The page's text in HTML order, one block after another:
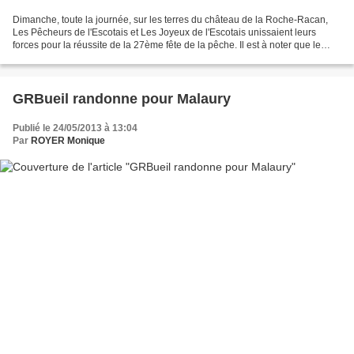
Dimanche, toute la journée, sur les terres du château de la Roche-Racan,
Les Pêcheurs de l'Escotais et Les Joyeux de l'Escotais unissaient leurs
forces pour la réussite de la 27ème fête de la pêche. Il est à noter que le
GRBueil randonne pour Malaury
Publié le 24/05/2013 à 13:04
Par ROYER Monique